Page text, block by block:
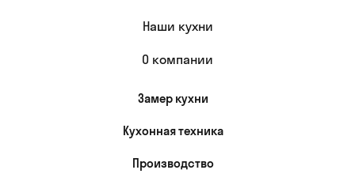
Наши кухни
О компании
Замер кухни
Кухонная техника
Производство